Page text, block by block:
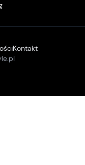
Kontakt